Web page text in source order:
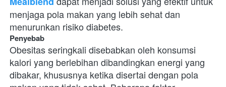
menjaga pola makan yang lebih sehat dan
menurunkan risiko diabetes.
Penyebab
Obesitas seringkali disebabkan oleh konsumsi
kalori yang berlebihan dibandingkan energi yang
dibakar, khususnya ketika disertai dengan pola